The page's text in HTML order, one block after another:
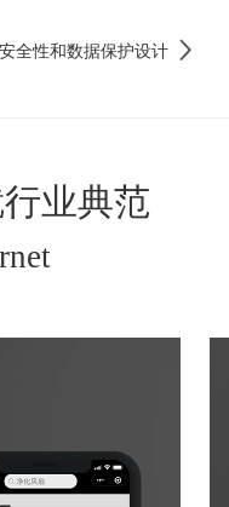
全性和数据保护设计
业典范